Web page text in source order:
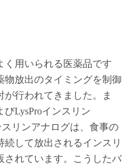
く用いられる医薬品です
物放出のタイミングを制御
行われてきました。ま
LysProインスリン
スリンアナログは、食事の
して放出されるインスリ
されています。こうしたバ